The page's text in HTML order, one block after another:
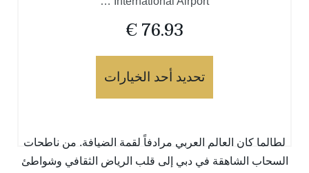
€76.93
تحديد أحد الخيارات
لطالما كان العالم العربي مرادفاً لقمة الضيافة. من ناطحات
السحاب الشاهقة في دبي إلى قلب الرياض الثقافي وشواطئ